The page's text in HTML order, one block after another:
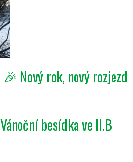
🎉 Nový rok, nový rozjezd
Vánoční besídka ve II.B